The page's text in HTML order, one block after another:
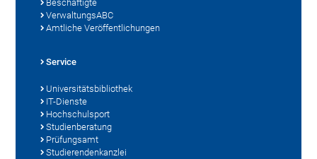
Beschäftigte
VerwaltungsABC
Amtliche Veröffentlichungen
Service
Universitätsbibliothek
IT-Dienste
Hochschulsport
Studienberatung
Prüfungsamt
Studierendenkanzlei